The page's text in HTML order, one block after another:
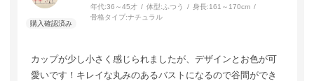
年代:36～45才 体型: ふつう 身長:161～170cm
骨格タイプ:ナチュラル
カップが少し小さく感じられましたが、デザインとお色が可
愛いです！キレイな丸みのあるバストになるので谷間ができ